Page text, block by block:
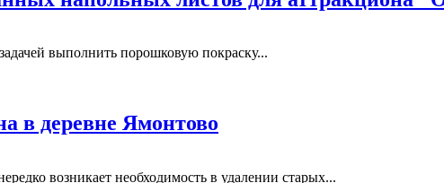
выполнить порошковую покраску...
в деревне Ямонтово
возникает необходимость в удалении старых...